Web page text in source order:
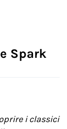
Spark
i classici